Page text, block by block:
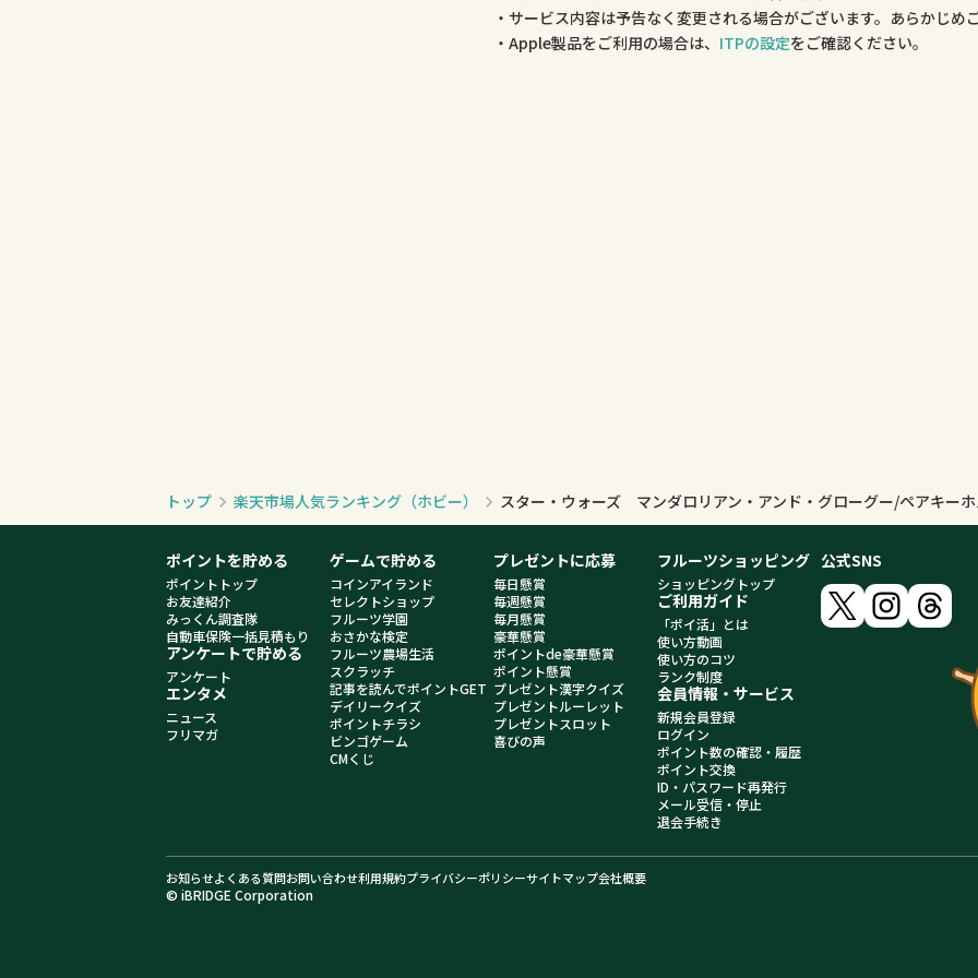
サービス内容は予告なく変更される場合がございます。あらかじめ
Apple製品をご利用の場合は、 ITPの設定をご確認ください。
トップ 楽天市場人気ランキング（ホビー） スター・ウォーズ マンダロリアン・アンド・グローグー/ペアキー
ポイントを貯める
ポイントトップ
お友達紹介
みっくん調査隊
自動車保険一括見積もり
アンケートで貯める
アンケート
エンタメ
ニュース
フリマガ
ゲームで貯める
コインアイランド
セレクトショップ
フルーツ学園
おさかな検定
フルーツ農場生活
スクラッチ
記事を読んでポイントGET
デイリークイズ
ポイントチラシ
ビンゴゲーム
CMくじ
プレゼントに応募
毎日懸賞
毎週懸賞
毎月懸賞
豪華懸賞
ポイントde豪華懸賞
ポイント懸賞
プレゼント漢字クイズ
プレゼントルーレット
プレゼントスロット
喜びの声
フルーツショッピング
ショッピングトップ
ご利用ガイド
「ポイ活」とは
使い方動画
使い方のコツ
ランク制度
会員情報・サービス
新規会員登録
ログイン
ポイント数の確認・履歴
ポイント交換
ID・パスワード再発行
メール受信・停止
退会手続き
公式SNS
お知らせよくある質問お問い合わせ利用規約プライバシーポリシーサイトマップ会社概要
© iBRIDGE Corporation